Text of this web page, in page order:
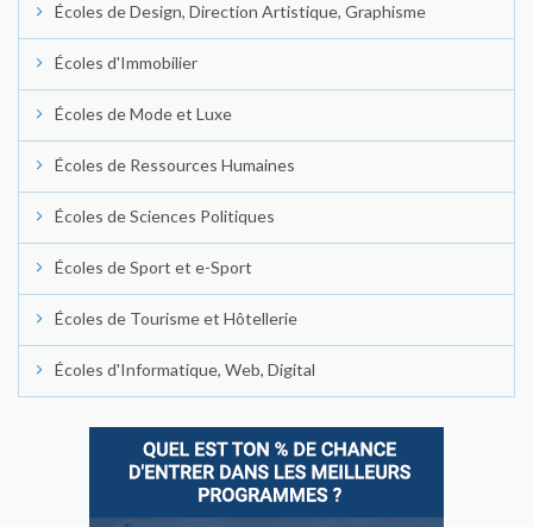
Écoles de Design, Direction Artistique, Graphisme
Écoles d'Immobilier
Écoles de Mode et Luxe
Écoles de Ressources Humaines
Écoles de Sciences Politiques
Écoles de Sport et e-Sport
Écoles de Tourisme et Hôtellerie
Écoles d'Informatique, Web, Digital